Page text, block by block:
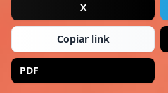
X
Copiar link
PDF